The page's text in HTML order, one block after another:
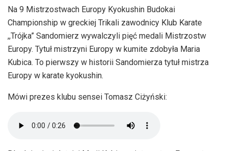
Na 9 Mistrzostwach Europy Kyokushin Budokai
Championship w greckiej Trikali zawodnicy Klub Karate
,,Trójka” Sandomierz wywalczyli pięć medali Mistrzostw
Europy. Tytuł mistrzyni Europy w kumite zdobyła Maria
Kubica. To pierwszy w historii Sandomierza tytuł mistrza
Europy w karate kyokushin.
Mówi prezes klubu sensei Tomasz Ciżyński: